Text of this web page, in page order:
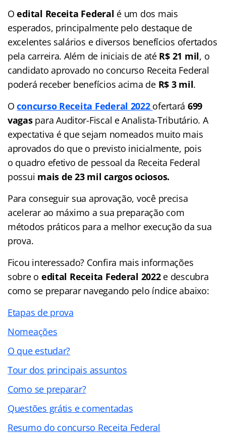
Oedital Receita Federal é um dos mais
esperados, principalmente pelo destaque de
excelentes salários e diversos benefícios ofertados
pela carreira. Além de iniciais de até R$ 21 mil, o
candidato aprovado no concurso Receita Federal
poderá receber benefícios acima de R$ 3 mil.
Oconcurso Receita Federal 2022 ofertará 699
vagas para Auditor-Fiscal e Analista-Tributário. A
expectativa é que sejam nomeados muito mais
aprovados do que o previsto inicialmente, pois
o quadro efetivo de pessoal da Receita Federal
possui mais de 23 mil cargos ociosos.
Para conseguir sua aprovação, você precisa
acelerar ao máximo a sua preparação com
métodos práticos para a melhor execução da sua
prova.
Ficou interessado? Confira mais informações
sobre o edital Receita Federal 2022 e descubra
como se prepararnavegando pelo índiceabaixo:
Etapas de prova
Nomeações
O que estudar?
Tour dos principais assuntos
Como se preparar?
Questões grátis e comentadas
Resumo do concurso Receita Federal